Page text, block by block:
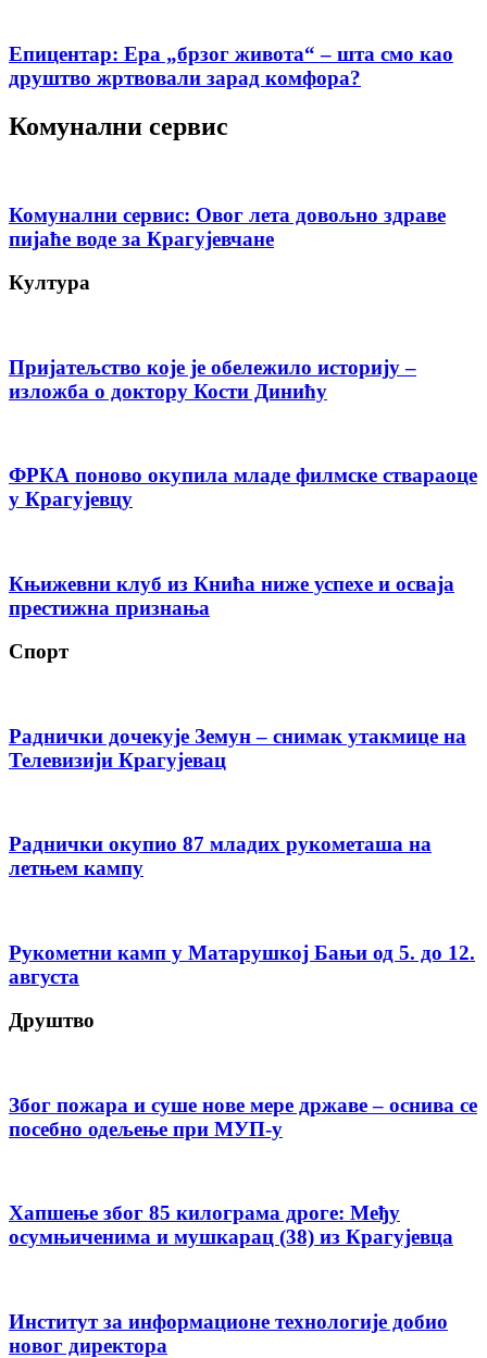
Епицентар: Ера „брзог живота“ – шта смо као
друштво жртвовали зарад комфора?
Комунални сервис
Комунални сервис: Овог лета довољно здраве
пијаће воде за Крагујевчане
Култура
Пријатељство које је обележило историју –
изложба о доктору Кости Динићу
ФРКА поново окупила младе филмске ствараоце
у Крагујевцу
Књижевни клуб из Кнића ниже успехе и осваја
престижна признања
Спорт
Раднички дочекује Земун – снимак утакмице на
Телевизији Крагујевац
Раднички окупио 87 младих рукометаша на
летњем кампу
Рукометни камп у Матарушкој Бањи од 5. до 12.
августа
Друштво
Због пожара и суше нове мере државе – оснива се
посебно одељење при МУП-у
Хапшење због 85 килограма дроге: Међу
осумњиченима и мушкарац (38) из Крагујевца
Институт за информационе технологије добио
новог директора